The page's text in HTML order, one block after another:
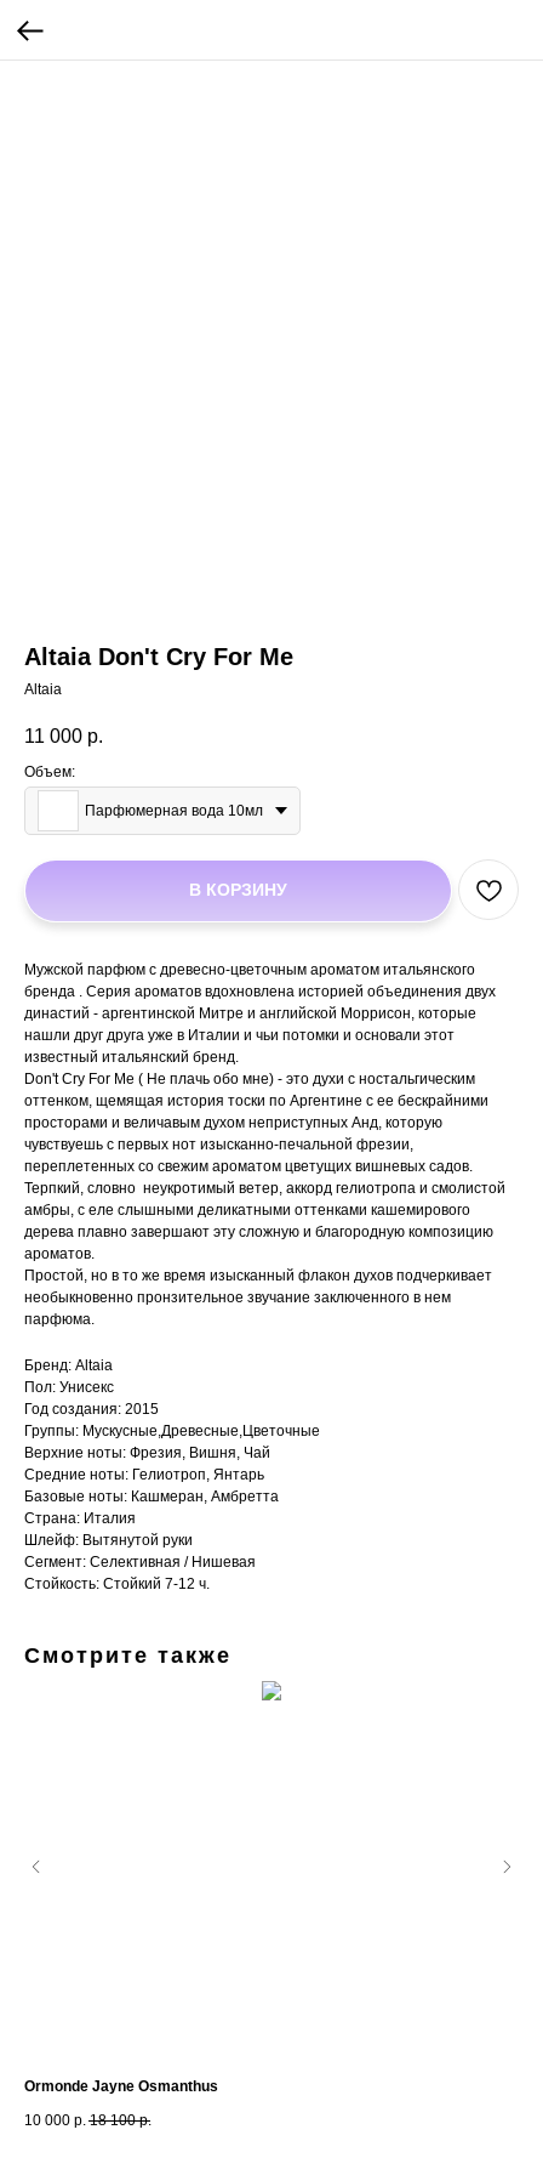
Altaia Don't Cry For Me
Altaia
11 000 р.
Объем:
Парфюмерная вода 10мл
В КОРЗИНУ
Мужской парфюм с древесно-цветочным ароматом итальянского
бренда . Серия ароматов вдохновлена историей объединения двух
династий - аргентинской Митре и английской Моррисон, которые
нашли друг друга уже в Италии и чьи потомки и основали этот
известный итальянский бренд.
Don't Cry For Me ( Не плачь обо мне) - это духи с ностальгическим
оттенком, щемящая история тоски по Аргентине с ее бескрайними
просторами и величавым духом неприступных Анд, которую
чувствуешь с первых нот изысканно-печальной фрезии,
переплетенных со свежим ароматом цветущих вишневых садов.
Терпкий, словно неукротимый ветер, аккорд гелиотропа и смолистой
амбры, с еле слышными деликатными оттенками кашемирового
дерева плавно завершают эту сложную и благородную композицию
ароматов.
Простой, но в то же время изысканный флакон духов подчеркивает
необыкновенно пронзительное звучание заключенного в нем
парфюма.
Бренд: Altaia
Пол: Унисекс
Год создания: 2015
Группы: Мускусные,Древесные,Цветочные
Верхние ноты: Фрезия, Вишня, Чай
Средние ноты: Гелиотроп, Янтарь
Базовые ноты: Кашмеран, Амбретта
Страна: Италия
Шлейф: Вытянутой руки
Сегмент: Селективная / Нишевая
Стойкость: Стойкий 7-12 ч.
Смотрите также
Ormonde Jayne Osmanthus
10 000 р. 18 100 р.